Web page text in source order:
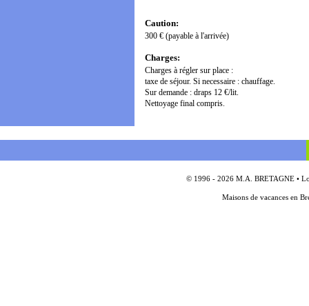
Caution:
300 € (payable à l'arrivée)
Charges:
Charges à régler sur place :
taxe de séjour. Si necessaire : chauffage.
Sur demande : draps 12 €/lit.
Nettoyage final compris.
© 1996 - 2026 M.A. BRETAGNE •
Maisons de vacances en